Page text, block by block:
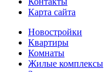
Карта сайта
Новостройки
Квартиры
Комнаты
Жилые комплексы